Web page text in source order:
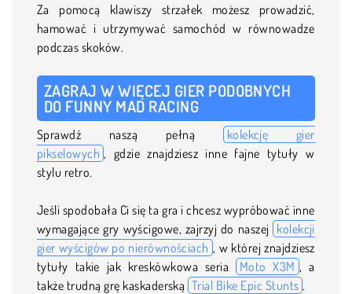
Za pomocą klawiszy strzałek możesz prowadzić,
hamować i utrzymywać samochód w równowadze
podczas skoków.
ZAGRAJ W WIĘCEJ GIER PODOBNYCH
DO FUNNY MAD RACING
Sprawdź naszą pełną
kolekcję gier
pikselowych , gdzie znajdziesz inne fajne tytuły w
stylu retro.
Jeśli spodobała Ci się ta gra i chcesz wypróbować inne
wymagające gry wyścigowe, zajrzyj do naszej kolekcji
gier wyścigów po nierównościach , w której znajdziesz
tytuły takie jak kreskówkowa seria
Moto X3M , a
także trudną grę kaskaderską Trial Bike Epic Stunts .